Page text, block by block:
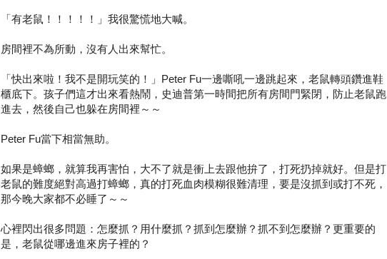
「有老鼠！！！！！」我很驚慌地大喊。
房間裡不為所動，沒有人出來幫忙。
「快出來啦！我不是開玩笑的！」Peter Fu一邊嘶吼一邊跳起來，老鼠轉頭鑽進鞋
櫃底下。孩子們這才出來看熱鬧，史迪普第一時間把所有房間門緊閉，防止老鼠跑
進去，然後自己也躲在房間裡～～
Peter Fu當下相當無助。
如果是蟑螂，就算我再害怕，大不了就是衝上去跟他拚了，打死扔掉就好。但是打
老鼠的難度絕對高過打蟑螂，真的打死血肉模糊很難清理，要是沒抓到或打不死，
那今晚大家都不必睡了～～
心裡閃出很多問題：怎麼抓？用什麼抓？抓到怎麼辦？抓不到怎麼辦？更重要的
是，老鼠從哪邊進來房子裡的？